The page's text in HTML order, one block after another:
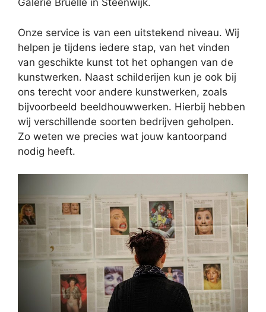
Galerie Bruelle in Steenwijk.
Onze service is van een uitstekend niveau. Wij
helpen je tijdens iedere stap, van het vinden
van geschikte kunst tot het ophangen van de
kunstwerken. Naast schilderijen kun je ook bij
ons terecht voor andere kunstwerken, zoals
bijvoorbeeld beeldhouwwerken. Hierbij hebben
wij verschillende soorten bedrijven geholpen.
Zo weten we precies wat jouw kantoorpand
nodig heeft.